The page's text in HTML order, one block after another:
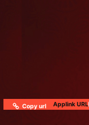
Copy url Applink URL